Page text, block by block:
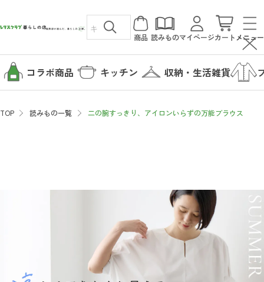
商品 読みものマイページカート メニュー
コラボ商品 キッチン 収納・生活雑貨
お知らせ
TOP 読みもの一覧 二の腕すっきり、アイロンいらずの万能ブラウス